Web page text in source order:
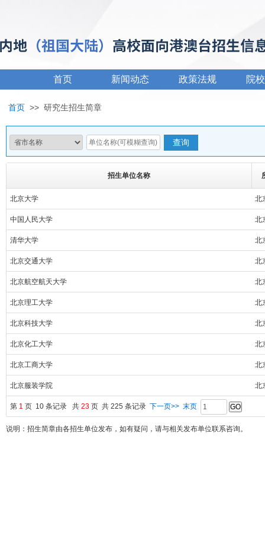
首页 新闻动态 政策法规 院
首页 >> 研究生招生简章
招生单位名称
北京大学 北
中国人民大学 北
清华大学 北
北京交通大学 北
北京航空航天大学 北
北京理工大学 北
北京科技大学 北
北京化工大学 北
北京工商大学 北
北京服装学院 北
第 1 页 10 条记录 共 23 页 共 225 条记录 下一页>> 末页
说明：招生简章由各招生单位发布，如有疑问，请与相关发布单位联系咨询。